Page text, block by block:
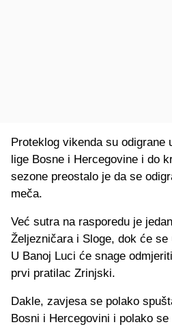
Proteklog vikenda su odigrane
lige Bosne i Hercegovine i do
sezone preostalo je da se
meča.
Već sutra na rasporedu je
Željezničara i Sloge, dok će se
U Banoj Luci će snage
prvi pratilac Zrinjski.
Dakle, zavjesa se polako
Bosni i Hercegovini i polako